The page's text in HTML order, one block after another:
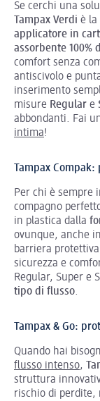
Se cerchi una
Tampax Verdi è la
applicatore in
assorbente 100%
comfort senza
antiscivolo e
inserimento
misure Regular e
abbondanti. Fai
intima!
Tampax
Per chi è sempre
compagno
in plastica dalla
ovunque, anche
barriera
sicurezza e
Regular, Super e
tipo di flusso.
Tampax & Go:
Quando hai
flusso intenso,
struttura
rischio di perdite,